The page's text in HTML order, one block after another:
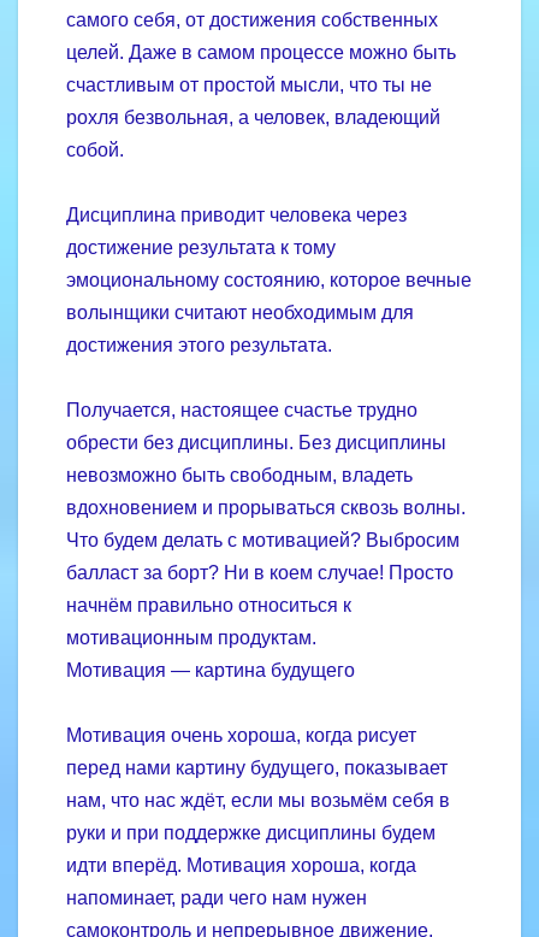
самого себя, от достижения собственных
целей. Даже в самом процессе можно быть
счастливым от простой мысли, что ты не
рохля безвольная, а человек, владеющий
собой.
Дисциплина приводит человека через
достижение результата к тому
эмоциональному состоянию, которое вечные
волынщики считают необходимым для
достижения этого результата.
Получается, настоящее счастье трудно
обрести без дисциплины. Без дисциплины
невозможно быть свободным, владеть
вдохновением и прорываться сквозь волны.
Что будем делать с мотивацией? Выбросим
балласт за борт? Ни в коем случае! Просто
начнём правильно относиться к
мотивационным продуктам.
Мотивация — картина будущего
Мотивация очень хороша, когда рисует
перед нами картину будущего, показывает
нам, что нас ждёт, если мы возьмём себя в
руки и при поддержке дисциплины будем
идти вперёд. Мотивация хороша, когда
напоминает, ради чего нам нужен
самоконтроль и непрерывное движение.